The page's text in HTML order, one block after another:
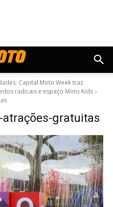
Capital Moto Week traz
radicais e espaço Moto Kids
gratuitas